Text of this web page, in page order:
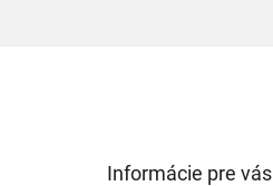
Informácie pre vás